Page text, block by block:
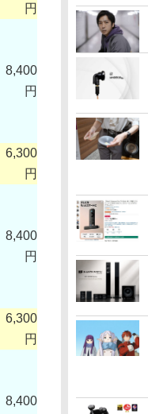
円
8,400
円
6,300
円
8,400
円
6,300
円
8,400